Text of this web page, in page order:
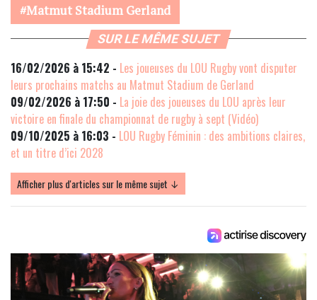
Matmut Stadium Gerland
SUR LE MÊME SUJET
16/02/2026 à 15:42 - Les joueuses du LOU Rugby vont disputer
leurs prochains matchs au Matmut Stadium de Gerland
09/02/2026 à 17:50 - La joie des joueuses du LOU après leur
victoire en finale du championnat de rugby à sept (Vidéo)
09/10/2025 à 16:03 - LOU Rugby Féminin : des ambitions claires,
et un titre d’ici 2028
Afficher plus d'articles sur le même sujet ↓